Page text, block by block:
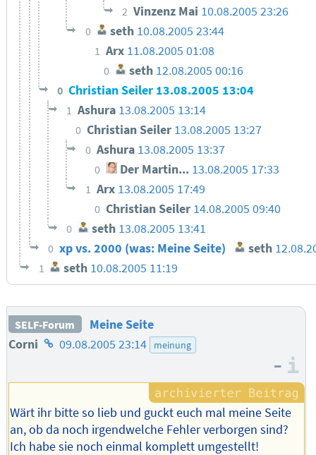
2 Vinzenz Mai 10.08.2005 23:26
0 seth 10.08.2005 23:44
1 Arx 11.08.2005 01:08
0 seth 12.08.2005 00:16
0 Christian Seiler 13.08.2005 13:04
1 Ashura 13.08.2005 13:14
0 Christian Seiler 13.08.2005 13:27
0 Ashura 13.08.2005 13:37
0 Der Martin... 13.08.2005 17:33
1 Arx 13.08.2005 17:49
0 Christian Seiler 14.08.2005 09:40
0 seth 13.08.2005 13:41
0 xp vs. 2000 (was: Meine Seite) seth
1 seth 10.08.2005 11:19
SELF-Forum
Meine Seite
Corni Homepage
Autors
09.08.2005 23:14 meinung
–
Wärt ihr bitte so lieb und guckt euch mal meine Seite
an, ob da noch irgendwelche Fehler verborgen sind?
Ich habe sie noch einmal komplett umgestellt!